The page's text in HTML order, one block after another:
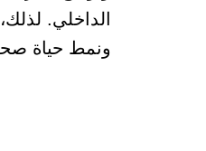
الداخلي.
ونمط حياة